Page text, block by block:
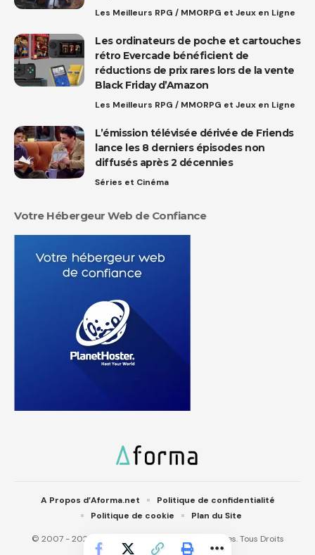
Les Meilleurs RPG / MMORPG et Jeux en Ligne
Les ordinateurs de poche et cartouches
rétro Evercade bénéficient de
réductions de prix rares lors de la vente
Black Friday d’Amazon
Les Meilleurs RPG / MMORPG et Jeux en Ligne
L’émission télévisée dérivée de Friends
lance les 8 derniers épisodes non
diffusés après 2 décennies
Séries et Cinéma
Votre Hébergeur Web de Confiance
© 2007 - 2025 Aforma.net. Aforma IT Technologies. Tous Droits
A Propos d’Aforma.net
Politique de confidentialité
Politique de cookie
Plan du Site